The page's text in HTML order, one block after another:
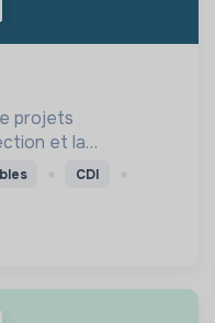
projets
et la
CDI